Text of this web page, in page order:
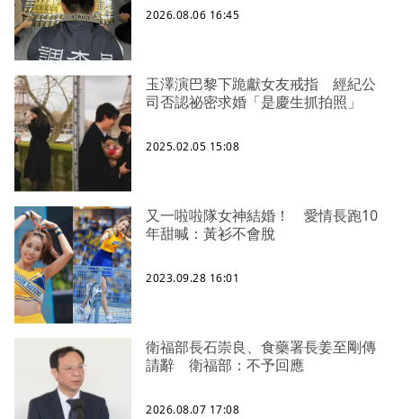
2026.08.06 16:45
玉澤演巴黎下跪獻女友戒指 經紀公
司否認祕密求婚「是慶生抓拍照」
2025.02.05 15:08
又一啦啦隊女神結婚！ 愛情長跑10
年甜喊：黃衫不會脫
2023.09.28 16:01
衛福部長石崇良、食藥署長姜至剛傳
請辭 衛福部：不予回應
2026.08.07 17:08